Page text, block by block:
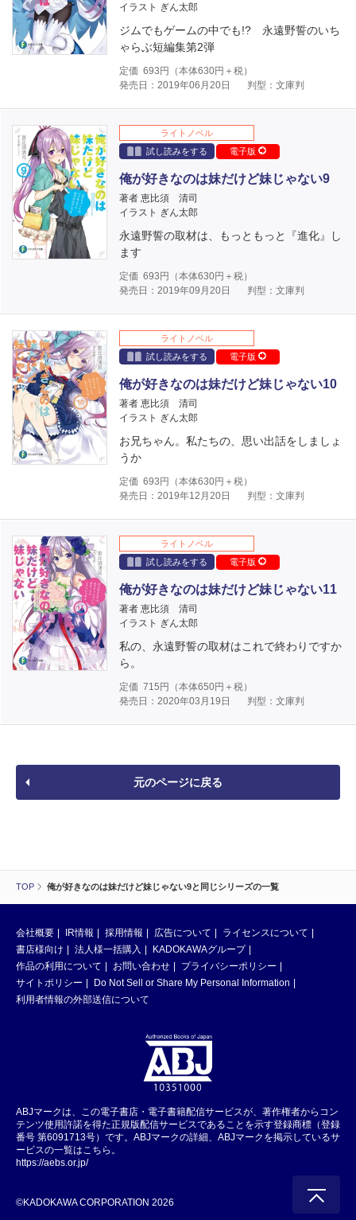
TOP 俺が好きなのは妹だけど妹じゃない9と同じシリーズの一覧
イラスト ぎん太郎
ジムでもゲームの中でも!? 永遠野誓のいち
ゃらぶ短編集第2弾
定価 693 円（本体630円＋税）
発売日：2019年06月20日
判型：文庫判
ライトノベル
試し読みをする
電子版
俺が好きなのは妹だけど妹じゃない9
著者 恵比須 清司
イラスト ぎん太郎
永遠野誓の取材は、もっともっと『進化』し
ます
定価 693 円（本体630円＋税）
発売日：2019年09月20日
判型：文庫判
ライトノベル
試し読みをする
電子版
俺が好きなのは妹だけど妹じゃない10
著者 恵比須 清司
イラスト ぎん太郎
お兄ちゃん。私たちの、思い出話をしましょ
うか
定価 693 円（本体630円＋税）
発売日：2019年12月20日
判型：文庫判
ライトノベル
試し読みをする
電子版
俺が好きなのは妹だけど妹じゃない11
著者 恵比須 清司
イラスト ぎん太郎
私の、永遠野誓の取材はこれで終わりですか
ら。
定価 715 円（本体650円＋税）
発売日：2020年03月19日
判型：文庫判
元のページに戻る
会社概要 IR情報 採用情報 広告について
ライセンスについて
書店様向け
法人様一括購入
KADOKAWAグループ
作品の利用について
お問い合わせ
プライバシーポリシー
サイトポリシー
Do Not Sell or Share My Personal Information
利用者情報の外部送信について
ABJマークは、この電子書店・電子書籍配信サービスが、著作権者からコン
テンツ使用許諾を得た正規版配信サービスであることを示す登録商標（登録
番号 第6091713号）です。ABJマークの詳細、ABJマークを掲示しているサ
ービスの一覧はこちら。
https://aebs.or.jp/
©KADOKAWA CORPORATION 2026